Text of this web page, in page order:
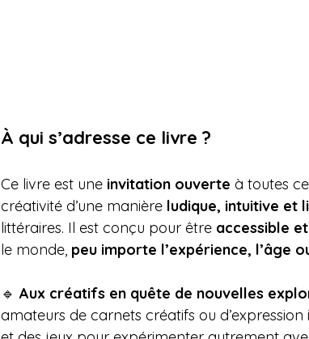
À qui s’adresse ce livre ?
Ce livre est une invitation ouverte à toutes
créativité d’une manière ludique, intuitive et
littéraires. Il est conçu pour être accessible
le monde, peu importe l’expérience, l’âge
🔹 Aux créatifs en quête de nouvelles
amateurs de carnets créatifs ou